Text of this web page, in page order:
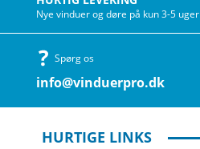
Nye vinduer og døre på kun 3-5 uger
Spørg os
info@vinduerpro.dk
HURTIGE LINKS